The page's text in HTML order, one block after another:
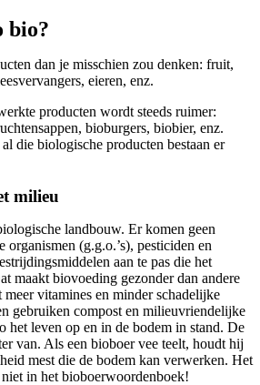
bio?
dan je misschien zou denken: fruit,
eieren, enz.
producten wordt steeds ruimer:
bioburgers, biobier, enz.
die biologische producten bestaan er
milieu
landbouw. Er komen geen
organismen (g.g.o.’s), pesticiden en
aan te pas die het
maakt biovoeding gezonder dan andere
vitamines en minder schadelijke
gebruiken compost en milieuvriendelijke
het leven op en in de bodem in stand. De
van. Als een bioboer vee teelt, houdt hij
mest die de bodem kan verwerken. Het
in het bioboerwoordenboek!